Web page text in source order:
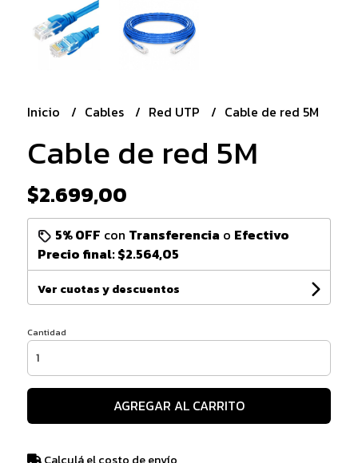
Inicio Cables Red UTP Cable de red 5M
Cable de red 5M
$2.699,00
5% OFF con Transferencia o Efectivo
Precio final:$2.564,05
Ver cuotas y descuentos
Cantidad
AGREGAR AL CARRITO